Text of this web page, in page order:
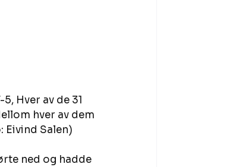
Hver av de 31
hver av dem
Salen)
ned og hadde